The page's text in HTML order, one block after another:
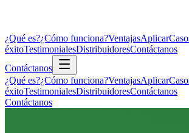
¿Qué es?¿Cómo funciona?VentajasAplicar
éxitoTestimonialesDistribuidoresContáctanos
Contáctanos
¿Qué es?¿Cómo funciona?VentajasAplicar
éxitoTestimonialesDistribuidoresContáctanos
Contáctanos